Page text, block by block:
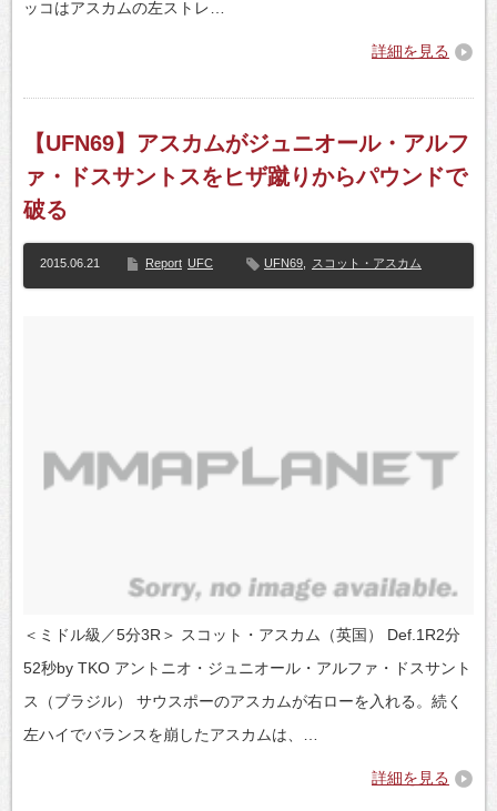
ッコはアスカムの左ストレ…
詳細を見る
【UFN69】アスカムがジュニオール・アルフ
ァ・ドスサントスをヒザ蹴りからパウンドで
破る
2015.06.21 Report UFC UFN69 スコット・アスカム
＜ミドル級／5分3R＞ スコット・アスカム（英国） Def.1R2分
52秒by TKO アントニオ・ジュニオール・アルファ・ドスサント
ス（ブラジル） サウスポーのアスカムが右ローを入れる。続く
左ハイでバランスを崩したアスカムは、…
詳細を見る